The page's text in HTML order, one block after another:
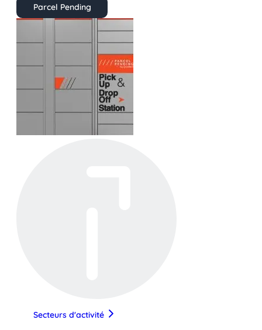
Parcel Pending
Secteurs d'activité